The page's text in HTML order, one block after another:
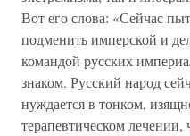
Вот его слова: «Сейчас
подменить имперской и
командой русских
знаком. Русский народ
нуждается в тонком,
терапевтическом